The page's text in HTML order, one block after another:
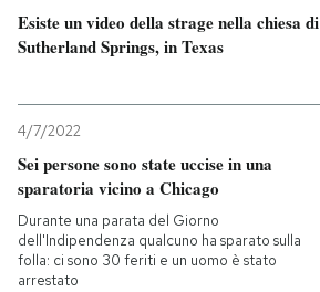
Esiste un video della strage nella chiesa di
Sutherland Springs, in Texas
4/7/2022
Sei persone sono state uccise in una
sparatoria vicino a Chicago
Durante una parata del Giorno
dell'Indipendenza qualcuno ha sparato sulla
folla: ci sono 30 feriti e un uomo è stato
arrestato